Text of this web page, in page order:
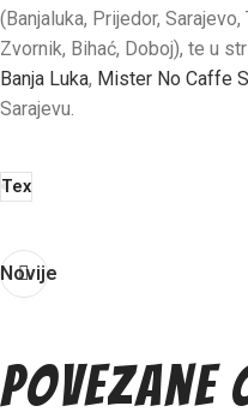
(Banjaluka, Prijedor,
Zvornik, Bihać, Doboj), te u
Banja Luka, Mister No Caffe
Sarajevu.
Tex
Novije
Povezane